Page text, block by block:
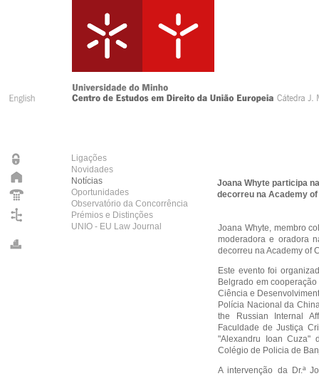
Ligações
Novidades
Notícias
Oportunidades
Observatório da Concorrência
Prémios e Distinções
UNIO - EU Law Journal
Joana Whyte participa
decorreu na Academy
Joana Whyte, membro
moderadora e oradora
decorreu na Academy of
Este evento foi
Belgrado em
Ciência e
Polícia Nacional da
the Russian Internal
Faculdade de Justiça
"Alexandru Ioan Cuza"
Colégio de Policia de
A intervenção da Dr.ª